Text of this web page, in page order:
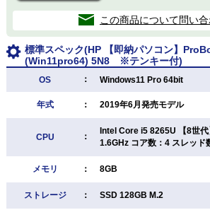
この商品について問い
標準スペック(HP 【即納パソコン】
(Win11pro64) 5N8 ※テンキー付)
OS ： Windows11 Pro 64bit
年式 ： 2019年6月発売モデル
CPU ：
Intel Core i5 8265U 【8世代
1.6GHz コア数：4 スレッド
メモリ ： 8GB
ストレージ ： SSD 128GB M.2